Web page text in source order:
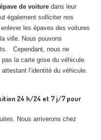
épave de voiture dans leur
également solliciter nos
les épaves des voitures
ville. Nous pouvons
Cependant, nous ne
la carte grise du véhicule.
l’identité du véhicule.
24 h/24 et 7 j/7 pour
Nous arriverons chez